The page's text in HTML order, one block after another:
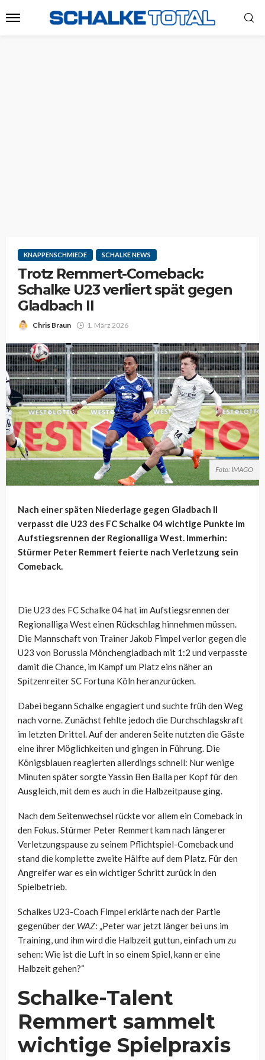
KNAPPENSCHMIEDE SCHALKE NEWS
Trotz Remmert-Comeback:
Schalke U23 verliert spät gegen
Gladbach II
Chris Braun 1. März 2026
Foto: IMAGO
Nach einer späten Niederlage gegen Gladbach II
verpasst die U23 des FC Schalke 04 wichtige Punkte im
Aufstiegsrennen der Regionalliga West. Immerhin:
Stürmer Peter Remmert feierte nach Verletzung sein
Comeback.
Die U23 des FC Schalke 04 hat im Aufstiegsrennen der
Regionalliga West einen Rückschlag hinnehmen müssen.
Die Mannschaft von Trainer Jakob Fimpel verlor gegen die
U23 von Borussia Mönchengladbach mit 1:2 und verpasste
damit die Chance, im Kampf um Platz eins näher an
Spitzenreiter SC Fortuna Köln heranzurücken.
Dabei begann Schalke engagiert und suchte früh den Weg
nach vorne. Zunächst fehlte jedoch die Durchschlagskraft
im letzten Drittel. Auf der anderen Seite nutzten die Gäste
eine ihrer Möglichkeiten und gingen in Führung. Die
Königsblauen reagierten allerdings schnell: Nur wenige
Minuten später sorgte Yassin Ben Balla per Kopf für den
Ausgleich, mit dem es auch in die Halbzeitpause ging.
Nach dem Seitenwechsel rückte vor allem ein Comeback in
den Fokus. Stürmer Peter Remmert kam nach längerer
Verletzungspause zu seinem Pflichtspiel-Comeback und
stand die komplette zweite Hälfte auf dem Platz. Für den
Angreifer war es ein wichtiger Schritt zurück in den
Spielbetrieb.
Schalkes U23-Coach Fimpel erklärte nach der Partie
gegenüber der WAZ: „Peter war jetzt länger bei uns im
Training, und ihm wird die Halbzeit guttun, einfach um zu
sehen: Wie ist die Luft in so einem Spiel, kann er eine
Halbzeit gehen?“
Schalke-Talent
Remmert sammelt
wichtige Spielpraxis